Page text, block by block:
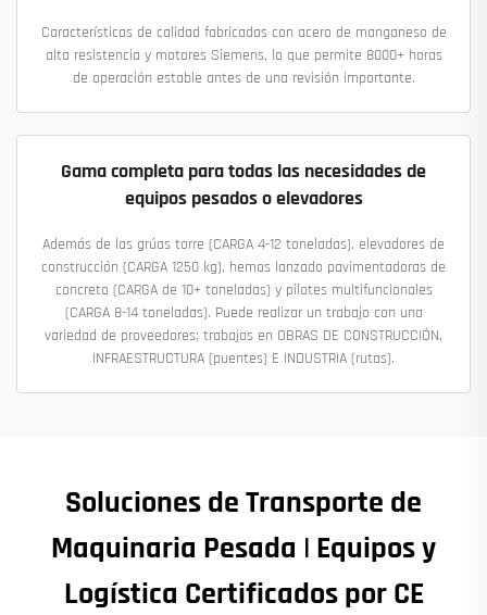
Características de calidad fabricadas con acero de manganeso de
alta resistencia y motores Siemens, lo que permite 8000+ horas
de operación estable antes de una revisión importante.
Gama completa para todas las necesidades de
equipos pesados o elevadores
Además de las grúas torre (CARGA 4-12 toneladas), elevadores de
construcción (CARGA 1250 kg), hemos lanzado pavimentadoras de
concreto (CARGA de 10+ toneladas) y pilotes multifuncionales
(CARGA 8-14 toneladas). Puede realizar un trabajo con una
variedad de proveedores; trabajos en OBRAS DE CONSTRUCCIÓN,
INFRAESTRUCTURA (puentes) E INDUSTRIA (rutas).
Soluciones de Transporte de
Maquinaria Pesada | Equipos y
Logística Certificados por CE